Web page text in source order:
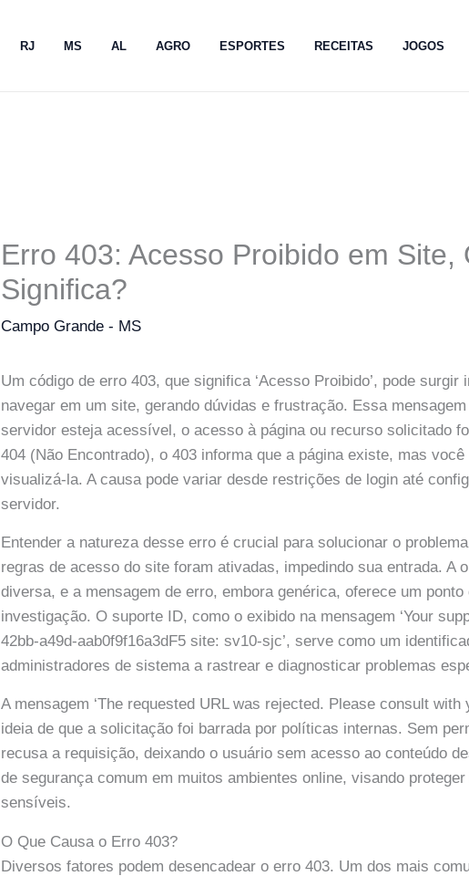
RJ MS AL AGRO ESPORTES RECEITAS JOGOS
Erro 403: Acesso Proibido em Site,
Significa?
Campo Grande - MS
Um código de erro 403, que significa ‘Acesso Proibido’, pode surgir
navegar em um site, gerando dúvidas e frustração. Essa
servidor esteja acessível, o acesso à página ou recurso solicitado
404 (Não Encontrado), o 403 informa que a página existe, mas
visualizá-la. A causa pode variar desde restrições de login até
servidor.
Entender a natureza desse erro é crucial para solucionar o
regras de acesso do site foram ativadas, impedindo sua entrada. A
diversa, e a mensagem de erro, embora genérica, oferece um ponto
investigação. O suporte ID, como o exibido na mensagem ‘Your
42bb-a49d-aab0f9f16a3dF5 site: sv10-sjc’, serve como um
administradores de sistema a rastrear e diagnosticar problemas
A mensagem ‘The requested URL was rejected. Please consult with
ideia de que a solicitação foi barrada por políticas internas. Sem
recusa a requisição, deixando o usuário sem acesso ao conteúdo
de segurança comum em muitos ambientes online, visando
sensíveis.
O Que Causa o Erro 403?
Diversos fatores podem desencadear o erro 403. Um dos mais